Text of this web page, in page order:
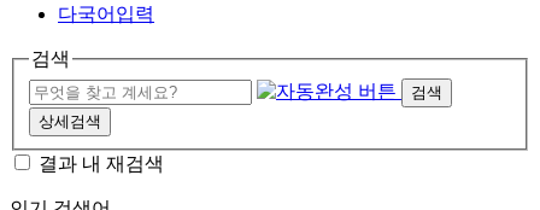
다국어입력
검색
검색
상세검색
결과 내 재검색